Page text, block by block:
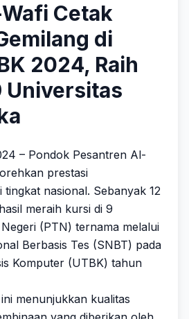
Get Started
Cetak
di
2024, Raih
Universitas
– Pondok Pesantren Al-
prestasi
tingkat nasional. Sebanyak 12
meraih kursi di 9
(PTN) ternama melalui
Berbasis Tes (SNBT) pada
Komputer (UTBK) tahun
menunjukkan kualitas